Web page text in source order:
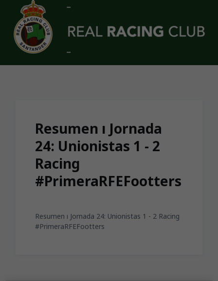
Skip to main content
Resumen ı Jornada
24: Unionistas 1 - 2
Racing
#PrimeraRFEFootters
Resumen ı Jornada 24: Unionistas 1 - 2 Racing
#PrimeraRFEFootters